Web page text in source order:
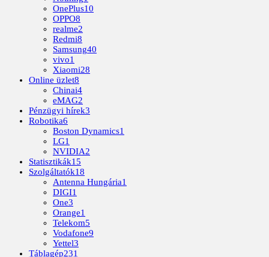
OnePlus10
OPPO8
realme2
Redmi8
Samsung40
vivo1
Xiaomi28
Online üzlet8
Chinai4
eMAG2
Pénzügyi hírek3
Robotika6
Boston Dynamics1
LG1
NVIDIA2
Statisztikák15
Szolgáltatók18
Antenna Hungária1
DIGI1
One3
Orange1
Telekom5
Vodafone9
Yettel3
Táblagép231